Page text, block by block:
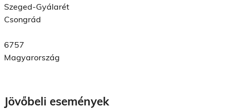
Szeged-Gyálarét
Csongrád
6757
Magyarország
Jövőbeli események